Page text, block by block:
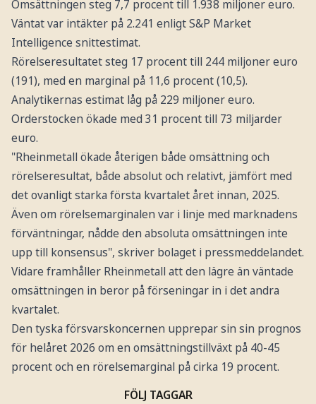
Omsättningen steg 7,7 procent till 1.938 miljoner euro.
Väntat var intäkter på 2.241 enligt S&P Market
Intelligence snittestimat.
Rörelseresultatet steg 17 procent till 244 miljoner euro
(191), med en marginal på 11,6 procent (10,5).
Analytikernas estimat låg på 229 miljoner euro.
Orderstocken ökade med 31 procent till 73 miljarder
euro.
"Rheinmetall ökade återigen både omsättning och
rörelseresultat, både absolut och relativt, jämfört med
det ovanligt starka första kvartalet året innan, 2025.
Även om rörelsemarginalen var i linje med marknadens
förväntningar, nådde den absoluta omsättningen inte
upp till konsensus", skriver bolaget i pressmeddelandet.
Vidare framhåller Rheinmetall att den lägre än väntade
omsättningen in beror på förseningar in i det andra
kvartalet.
Den tyska försvarskoncernen upprepar sin sin prognos
för helåret 2026 om en omsättningstillväxt på 40-45
procent och en rörelsemarginal på cirka 19 procent.
FÖLJ TAGGAR